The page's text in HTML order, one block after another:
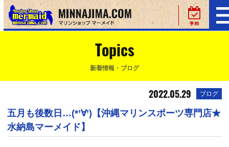
Topics
新着情報・ブログ
2022.05.29 ブログ
五月も後数日…(*’∀’)【沖縄マリンスポーツ専門店★
水納島マーメイド】